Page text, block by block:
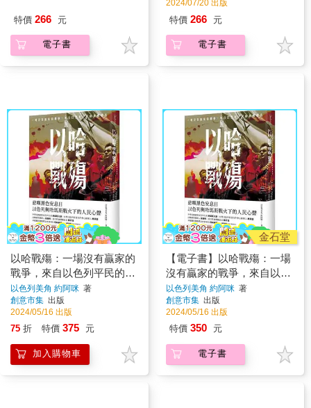
特價 266 元
電子書
古人智慧與思想科學
2024/07/20 出版
特價 266 元
電子書
以哈戰殤：一場沒有贏家的
戰爭，來自以色列平民的真
實聲音
以色列美角 約阿咪 著
創意市集 出版
2024/05/16 出版
75 折 特價 375 元
加入購物車
金石堂
【電子書】以哈戰殤：一場
沒有贏家的戰爭，來自以色
列平民的真實聲音
以色列美角 約阿咪 著
創意市集 出版
2024/05/16 出版
特價 350 元
電子書